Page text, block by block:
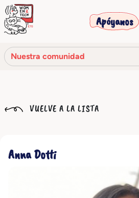
Apóyanos
Nuestra comunidad
Nuestra historia
Nuestra red
VUELVE A LA LISTA
Anna Dotti